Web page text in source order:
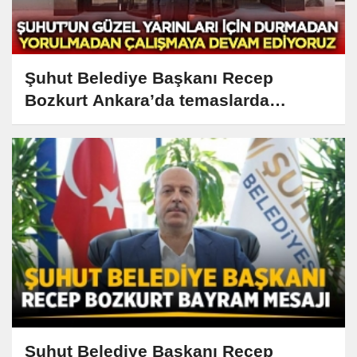
Şuhut Belediye Başkanı Recep
Bozkurt Ankara’da temaslarda
bulundu
Şuhut Belediye Başkanı Recep